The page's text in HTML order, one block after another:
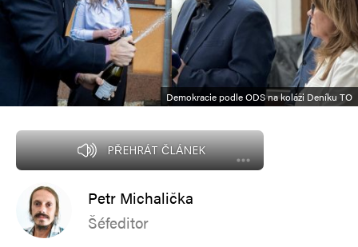
Demokracie podle ODS na koláži Deníku TO
PŘEHRÁT ČLÁNEK
Petr Michalička
Šéfeditor